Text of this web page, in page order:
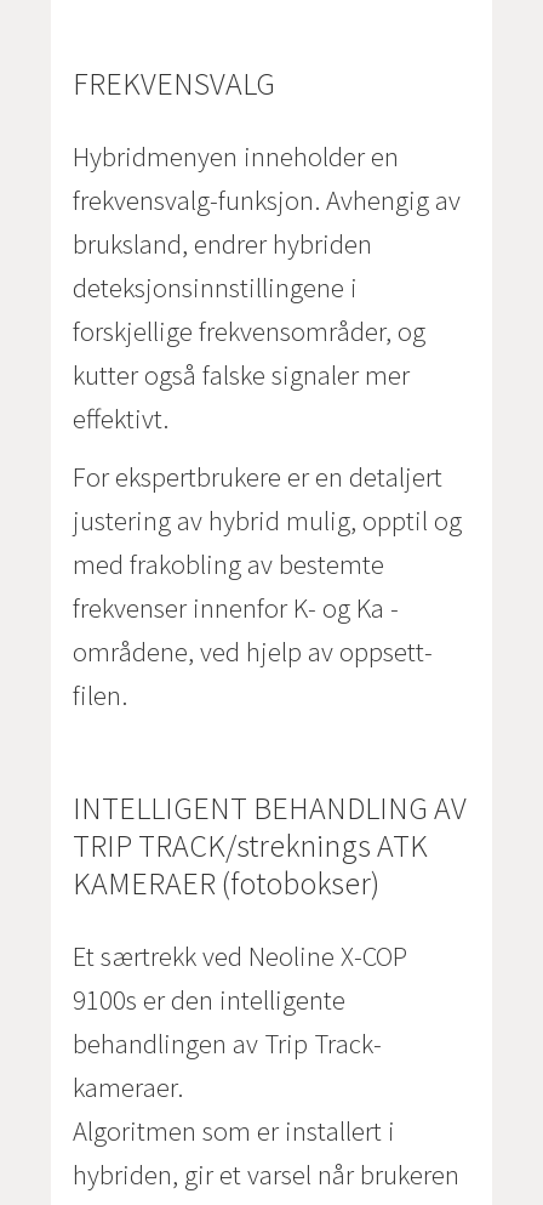
FREKVENSVALG
Hybridmenyen inneholder en
frekvensvalg-funksjon. Avhengig av
bruksland, endrer hybriden
deteksjonsinnstillingene i
forskjellige frekvensområder, og
kutter også falske signaler mer
effektivt.
For ekspertbrukere er en detaljert
justering av hybrid mulig, opptil og
med frakobling av bestemte
frekvenser innenfor K- og Ka -
områdene, ved hjelp av oppsett-
filen.
INTELLIGENT BEHANDLING AV
TRIP TRACK/streknings ATK
KAMERAER (fotobokser)
Et særtrekk ved Neoline X-COP
9100s er den intelligente
behandlingen av Trip Track-
kameraer.
Algoritmen som er installert i
hybriden, gir et varsel når brukeren